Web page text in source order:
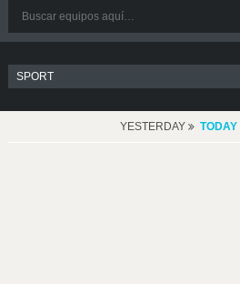
YESTERDAY TODAY